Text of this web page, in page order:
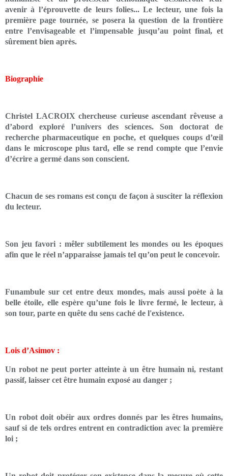
avenir à l’éprouvette de leurs folies... Le lecteur, une fois la
première page tournée, se posera la question de la frontière
entre l’envisageable et l’impensable jusqu’au point final, et
sûrement bien après.
Biographie
Christel LACROIX chercheuse curieuse ascendant rêveuse a
d’abord exploré l’univers des sciences. Son doctorat de
recherche pharmaceutique en poche, et quelques coups d’œil
dans le microscope plus tard, elle se rend compte que l’envie
d’écrire a germé dans son conscient.
Chacun de ses romans est conçu de façon à susciter la réflexion
du lecteur.
Son jeu favori : mêler subtilement les mondes ou les époques
afin que le réel n’apparaisse jamais tel qu’on peut le concevoir.
Funambule sur cet entre deux mondes, mais aussi poète à la
belle étoile, elle espère qu’une fois le livre fermé, le lecteur, à
son tour, parte en quête du sens caché de l'existence.
Lois d’Asimov :
Un robot ne peut porter atteinte à un être humain ni, restant
passif, laisser cet être humain exposé au danger ;
Un robot doit obéir aux ordres donnés par les êtres humains,
sauf si de tels ordres entrent en contradiction avec la première
loi ;